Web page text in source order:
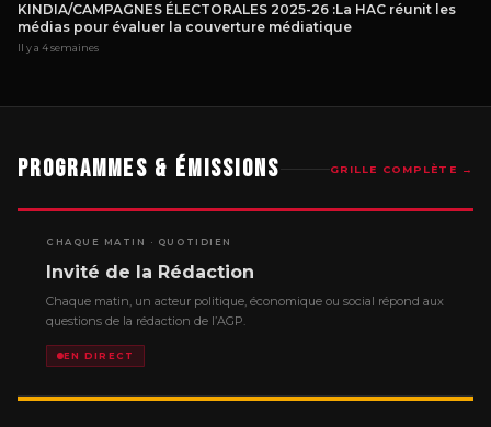
KINDIA/CAMPAGNES ÉLECTORALES 2025-26 :La HAC réunit les
médias pour évaluer la couverture médiatique
Il y a 4 semaines
Programmes & Émissions GRILLE COMPLÈTE →
CHAQUE MATIN · QUOTIDIEN
Invité de la Rédaction
Chaque matin, un acteur politique, économique ou social répond aux
questions de la rédaction de l’AGP.
EN DIRECT